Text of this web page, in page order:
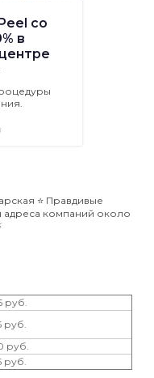
со
в
⭐️ Правдивые
адреса компаний около
руб.
руб.
руб.
руб.